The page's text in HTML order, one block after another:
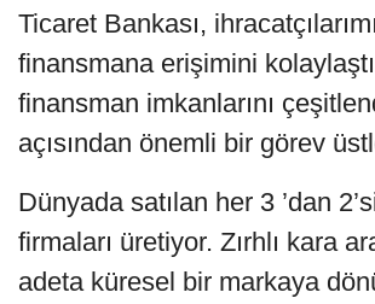
Ticaret Bankası,
finansmana erişimini
finansman imkanlarını
açısından önemli bir görev
Dünyada satılan her 3 ’dan
firmaları üretiyor. Zırhlı kara
adeta küresel bir markaya